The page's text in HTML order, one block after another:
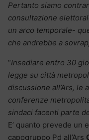
Pertanto siamo
consultazione
un arco temporale-
che andrebbe a
“Insediare entro 30
legge su città
discussione all’Ars, le
conferenze
sindaci facenti parte
E’ quanto prevede un
capogruppo Pd all’Ars